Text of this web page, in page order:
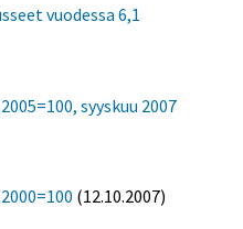
vuodessa 6,1
syyskuu 2007
(12.10.2007)